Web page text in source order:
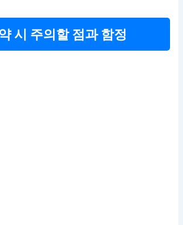
시 주의할 점과 함정